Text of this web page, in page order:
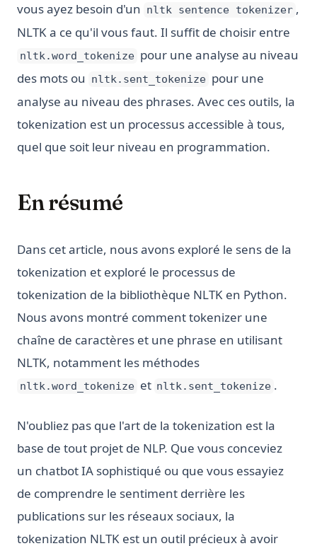
vous ayez besoin d'un nltk sentence tokenizer ,
NLTK a ce qu'il vous faut. Il suffit de choisir entre
nltk.word_tokenize pour une analyse au niveau
des mots ou
nltk.sent_tokenize pour une
analyse au niveau des phrases. Avec ces outils, la
tokenization est un processus accessible à tous,
quel que soit leur niveau en programmation.
En résumé
Dans cet article, nous avons exploré le sens de la
tokenization et exploré le processus de
tokenization de la bibliothèque NLTK en Python.
Nous avons montré comment tokenizer une
chaîne de caractères et une phrase en utilisant
NLTK, notamment les méthodes
nltk.word_tokenize et nltk.sent_tokenize .
N'oubliez pas que l'art de la tokenization est la
base de tout projet de NLP. Que vous conceviez
un chatbot IA sophistiqué ou que vous essayiez
de comprendre le sentiment derrière les
publications sur les réseaux sociaux, la
tokenization NLTK est un outil précieux à avoir